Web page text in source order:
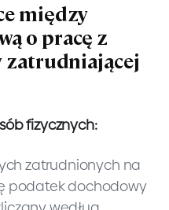
między
o pracę z
fizycznych:
zatrudnionych na
podatek dochodowy